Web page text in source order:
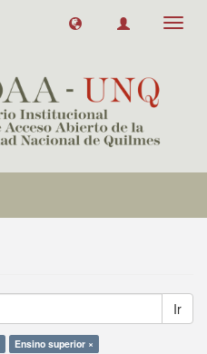
Ir
Ensino superior ×